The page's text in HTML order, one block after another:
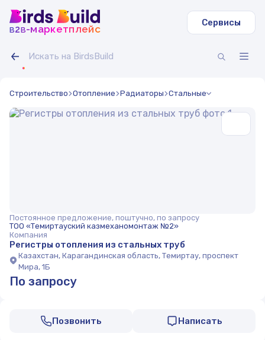
b2b-маркетплейс
Сервисы
Строительство Отопление Радиаторы Стальные
Постоянное предложение, поштучно, по запросу
ТОО «Темиртауский казмеханомонтаж №2»
Компания
Регистры отопления из стальных труб
Казахстан, Карагандинская область, Темиртау, проспект
Мира, 1Б
По запросу
Позвонить Написать